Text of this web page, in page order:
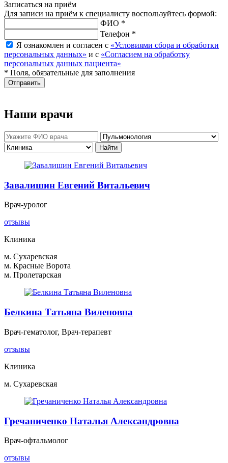
Записаться на приём
Для записи на приём к специалисту воспользуйтесь формой:
ФИО *
Телефон *
Я ознакомлен и согласен с «Условиями сбора и обработки
персональных данных» и с «Согласием на обработку
персональных данных пациента»
* Поля, обязательные для заполнения
Отправить
Наши врачи
Завалишин Евгений Витальевич
Врач-уролог
отзывы
Клиника
м. Сухаревская
м. Красные Ворота
м. Пролетарская
Белкина Татьяна Виленовна
Врач-гематолог, Врач-терапевт
отзывы
Клиника
м. Сухаревская
Гречаниченко Наталья Александровна
Врач-офтальмолог
отзывы